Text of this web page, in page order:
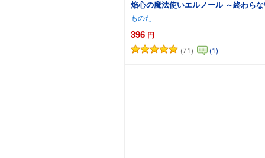
焔心の魔法使いエルノール ～終わら
ものた
396 円
(71) (1)